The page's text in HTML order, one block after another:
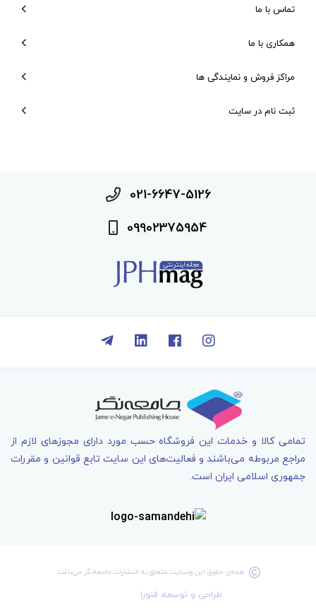
تماس با ما
همکاری با ما
مراکز فروش و نمایندگی ها
ثبت نام در سایت
021-6647-5126
09902375954
تمامی کالا و خدمات اين فروشگاه حسب مورد دارای مجوزهای لازم از
مراجع مربوطه می‌باشند و فعاليت‌های اين سايت تابع قوانين و مقررات
جمهوری اسلامی ايران است.
همه‌ی حقوق اين وبسايت متعلق به انتشارات جامعه­‌نگر می‌باشد.
طراحی و توسعه: فنورا